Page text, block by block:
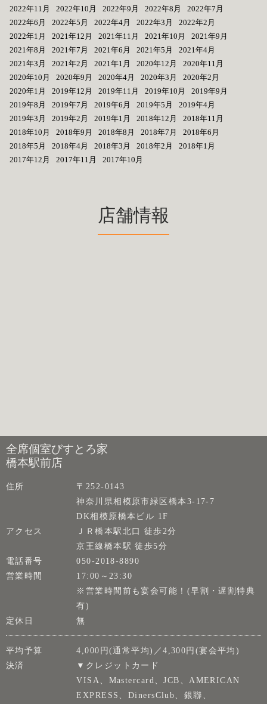
2022年11月
2022年10月 2022年9月 2022年8月
2022年7月
2022年6月
2022年5月 2022年4月 2022年3月
2022年2月
2022年1月
2021年12月 2021年11月 2021年10月
2021年9月
2021年8月
2021年7月 2021年6月 2021年5月
2021年4月
2021年3月
2021年2月 2021年1月 2020年12月
2020年11月
2020年10月
2020年9月 2020年4月 2020年3月
2020年2月
2020年1月
2019年12月 2019年11月 2019年10月
2019年9月
2019年8月
2019年7月 2019年6月 2019年5月
2019年4月
2019年3月
2019年2月 2019年1月 2018年12月
2018年11月
2018年10月
2018年9月 2018年8月 2018年7月
2018年6月
2018年5月
2018年4月 2018年3月 2018年2月
2018年1月
2017年12月
2017年11月 2017年10月
店舗情報
全席個室びすとろ家
橋本駅前店
住所
〒252-0143
神奈川県相模原市緑区橋本3-17-7
DK相模原橋本ビル 1F
アクセス
ＪＲ橋本駅北口 徒歩2分
京王線橋本駅 徒歩5分
電話番号
050-2018-8890
営業時間
17:00～23:30
※営業時間前も宴会可能！(早割・遅割特典
有)
定休日
無
平均予算
4,000円(通常平均)／4,300円(宴会平均)
決済
▼クレジットカード
VISA、Mastercard、JCB、AMERICAN
EXPRESS、DinersClub、銀聯、